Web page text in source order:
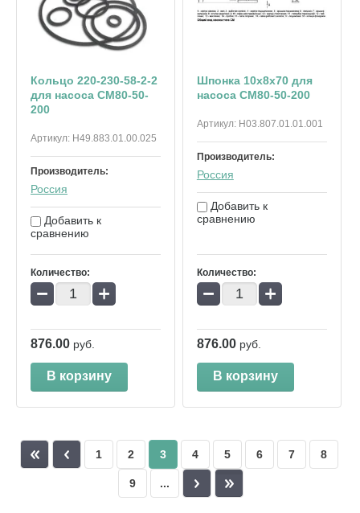
Кольцо 220-230-58-2-2
для насоса СМ80-50-
200
Артикул: Н49.883.01.00.025
Производитель:
Россия
Добавить к
сравнению
Количество:
− +
876.00 руб.
В корзину
Шпонка 10х8х70 для
насоса СМ80-50-200
Артикул:Н03.807.01.01.001
Производитель:
Россия
Добавить к
сравнению
Количество:
− +
876.00 руб.
В корзину
1 2 3 4 5 6 7 8
9 ...